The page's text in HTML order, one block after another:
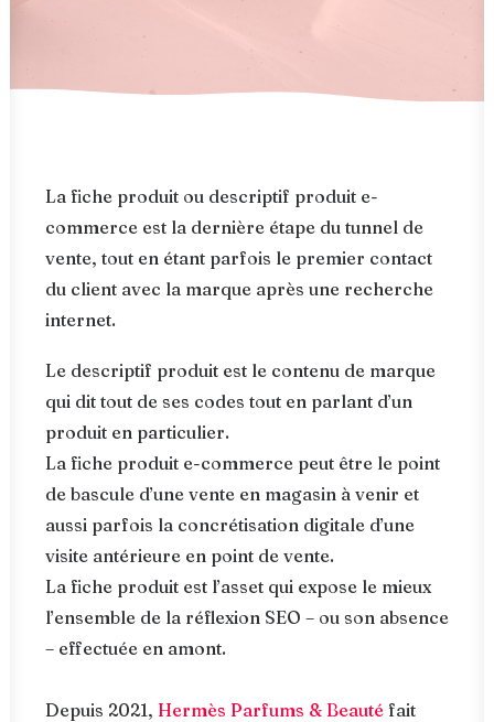
La fiche produit ou descriptif produit e-
commerce est la dernière étape du tunnel de
vente, tout en étant parfois le premier contact
du client avec la marque après une recherche
internet.
Le descriptif produit est le contenu de marque
qui dit tout de ses codes tout en parlant d’un
produit en particulier.
La fiche produit e-commerce peut être le point
de bascule d’une vente en magasin à venir et
aussi parfois la concrétisation digitale d’une
visite antérieure en point de vente.
La fiche produit est l’asset qui expose le mieux
l’ensemble de la réflexion SEO – ou son absence
– effectuée en amont.
Depuis 2021, Hermès Parfums & Beauté fait